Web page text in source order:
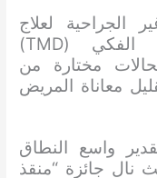
الجراحية لعلاج
اضطرابات المفصل الصدغي الفكي (TMD)
مختارة من
معاناة المريض
واسع النطاق
نال جائزة “منقذ